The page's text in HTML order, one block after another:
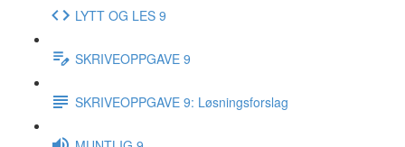
LYTT OG LES 9
SKRIVEOPPGAVE 9
SKRIVEOPPGAVE 9: Løsningsforslag